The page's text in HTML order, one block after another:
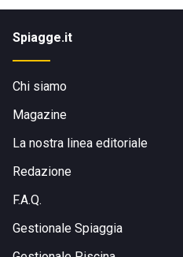
Spiagge.it
Chi siamo
Magazine
La nostra linea editoriale
Redazione
F.A.Q.
Gestionale Spiaggia